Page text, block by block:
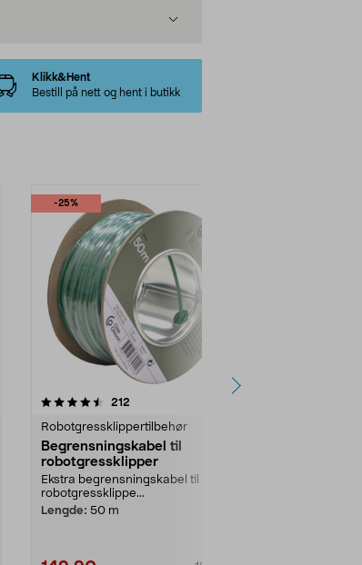
Klikk&Hent
Bestill på nett og hent i butikk
-25%
212
Robotgressklippertilbehør
Begrensningskabel til
robotgressklipper
Ekstra begrensningskabel til
robotgressklippe...
Lengde: 50 m
4.5 av 5 stjerner